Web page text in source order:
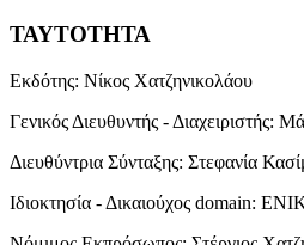
ΤΑΥΤΟΤΗΤΑ
Εκδότης: Νίκος Χατζηνικολάου
Γενικός Διευθυντής - Διαχειριστής:
Διευθύντρια Σύνταξης: Στεφανία
Ιδιοκτησία - Δικαιούχος domain: